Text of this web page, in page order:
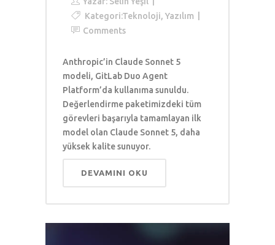
Kategori:Teknoloji, Yazılım
Comments
Anthropic’in Claude Sonnet 5
modeli, GitLab Duo Agent
Platform’da kullanıma sunuldu.
Değerlendirme paketimizdeki tüm
görevleri başarıyla tamamlayan ilk
model olan Claude Sonnet 5, daha
yüksek kalite sunuyor.
DEVAMINI OKU